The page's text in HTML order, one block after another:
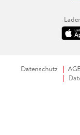
Datenschutz